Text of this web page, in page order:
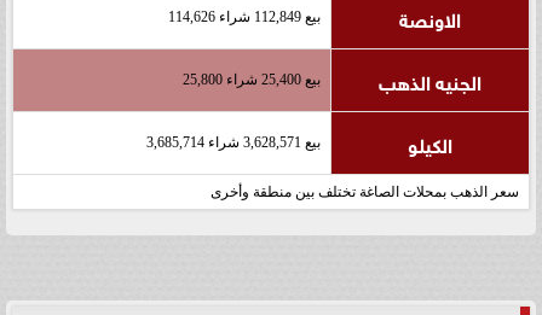
الاونصة بيع 112,849 شراء 114,626
الجنيه الذهب بيع 25,400 شراء 25,800
الكيلو بيع 3,628,571 شراء 3,685,714
سعر الذهب بمحلات الصاغة تختلف بين منطقة وأخرى